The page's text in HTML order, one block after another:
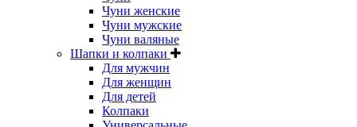
Чуни женские
Чуни мужские
Чуни валяные
Шапки и колпаки
Для мужчин
Для женщин
Для детей
Колпаки